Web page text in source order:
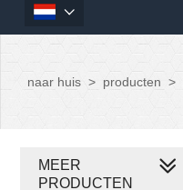

naar huis > producten >
MEER
PRODUCTEN